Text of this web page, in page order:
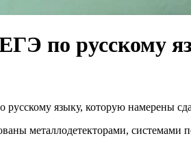
по русскому
русскому языку, которую намерены
металлодетекторами,